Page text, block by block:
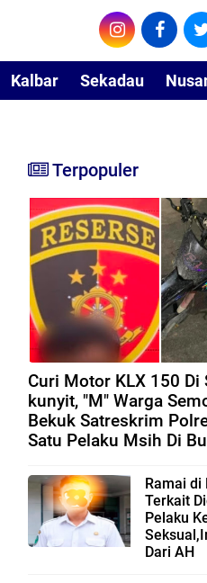
Kalbar Sekadau
Terpopuler
Curi Motor KLX 150 Di
kunyit, "M" Warga
Bekuk Satreskrim
Satu Pelaku Msih Di
Ramai di
Terkait
Pelaku
Dari AH